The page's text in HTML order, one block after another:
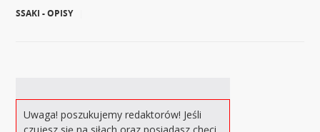
SSAKI - OPISY
Uwaga! poszukujemy redaktorów! Jeśli